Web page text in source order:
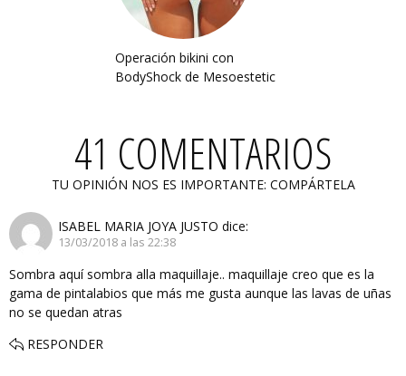
Operación bikini con
BodyShock de Mesoestetic
41 COMENTARIOS
TU OPINIÓN NOS ES IMPORTANTE: COMPÁRTELA
ISABEL MARIA JOYA JUSTO dice:
13/03/2018 a las 22:38
Sombra aquí sombra alla maquillaje.. maquillaje creo que es la
gama de pintalabios que más me gusta aunque las lavas de uñas
no se quedan atras
RESPONDER